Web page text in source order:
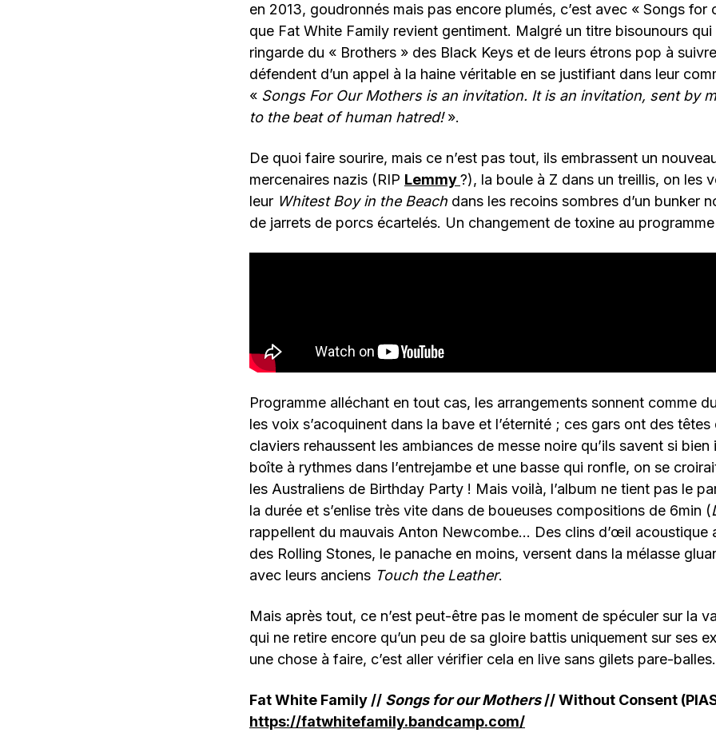
en 2013, goudronnés mais pas encore plumés, c’est avec « Songs for
que Fat White Family revient gentiment. Malgré un titre bisounours
ringarde du « Brothers » des Black Keys et de leurs étrons pop à
défendent d’un appel à la haine véritable en se justifiant dans leur
« Songs For Our Mothers is an invitation. It is an invitation, sent by
to the beat of human hatred!».
De quoi faire sourire, mais ce n’est pas tout, ils embrassent un
mercenaires nazis (RIP Lemmy?), la boule à Z dans un treillis, on les
leur Whitest Boy in the Beach dans les recoins sombres d’un bunker
de jarrets de porcs écartelés. Un changement de toxine au
Programme alléchant en tout cas, les arrangements sonnent comme
les voix s’acoquinent dans la bave et l’éternité ; ces gars ont des
claviers rehaussent les ambiances de messe noire qu’ils savent si bien
boîte à rythmes dans l’entrejambe et une basse qui ronfle, on se
les Australiens de Birthday Party ! Mais voilà, l’album ne tient pas le
la durée et s’enlise très vite dans de boueuses compositions de 6min (
rappellent du mauvais Anton Newcombe… Des clins d’œil acoustique
des Rolling Stones, le panache en moins, versent dans la mélasse
avec leurs anciens Touch the Leather.
Mais après tout, ce n’est peut-être pas le moment de spéculer sur la
qui ne retire encore qu’un peu de sa gloire battis uniquement sur ses
une chose à faire, c’est aller vérifier cela en live sans gilets pare-balles.
Fat White Family // Songs for our Mothers// Without Consent
https://fatwhitefamily.bandcamp.com/